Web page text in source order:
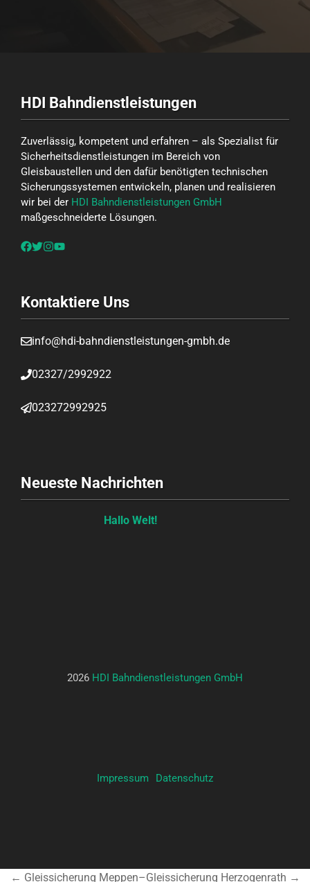
HDI Bahndienstleistungen
Zuverlässig, kompetent und erfahren – als Spezialist für
Sicherheitsdienstleistungen im Bereich von
Gleisbaustellen und den dafür benötigten technischen
Sicherungssystemen entwickeln, planen und realisieren
wir bei der HDI Bahndienstleistungen GmbH
maßgeschneiderte Lösungen.
Kontaktiere Uns
info@hdi-bahndienstleistungen-gmbh.de
02327/2992922
023272992925
Neueste Nachrichten
Hallo Welt!
2026 HDI Bahndienstleistungen GmbH
Impressum Datenschutz
← Gleissicherung Meppen–Gleissicherung Herzogenrath →